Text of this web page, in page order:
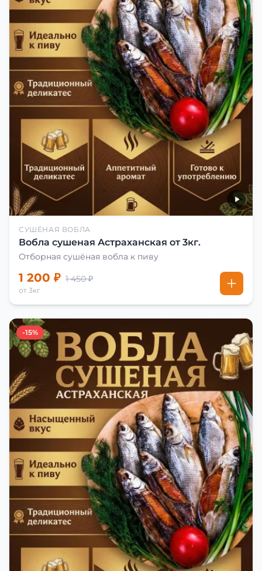
СУШЁНАЯ ВОБЛА
Вобла сушеная Астраханская от 3кг.
Отборная сушёная вобла к пиву
1 200 ₽ 1 450 ₽
от 3кг
-15%